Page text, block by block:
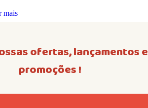
mais
ofertas, lançamentos e
promoções !